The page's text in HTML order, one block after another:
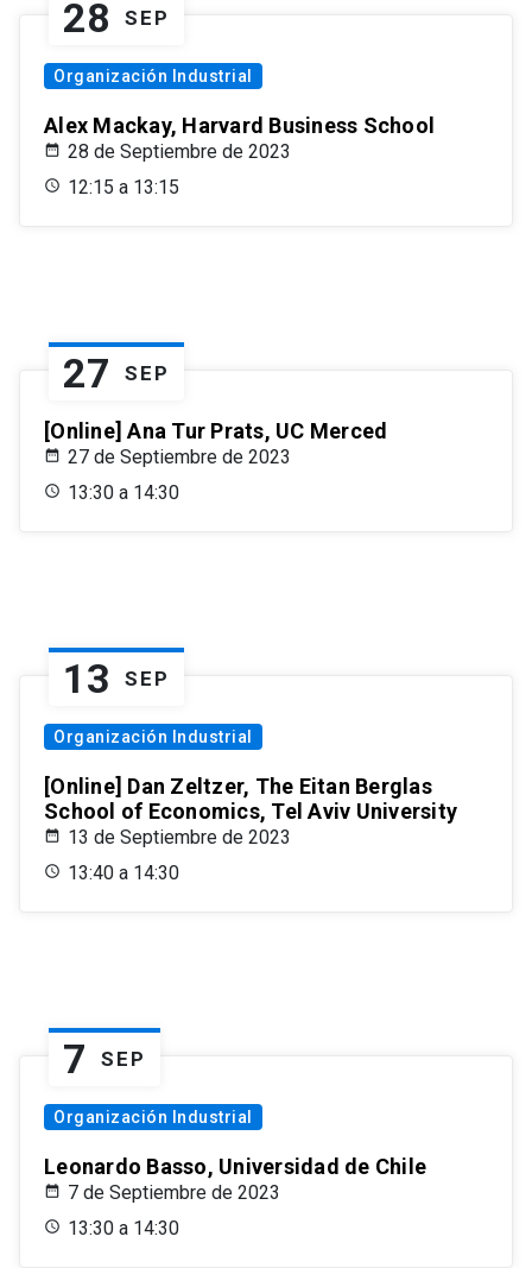
28 SEP
Organización Industrial
Alex Mackay, Harvard Business School
28 de Septiembre de 2023
12:15 a 13:15
27 SEP
[Online] Ana Tur Prats, UC Merced
27 de Septiembre de 2023
13:30 a 14:30
13 SEP
Organización Industrial
[Online] Dan Zeltzer, The Eitan Berglas
School of Economics, Tel Aviv University
13 de Septiembre de 2023
13:40 a 14:30
7 SEP
Organización Industrial
Leonardo Basso, Universidad de Chile
7 de Septiembre de 2023
13:30 a 14:30